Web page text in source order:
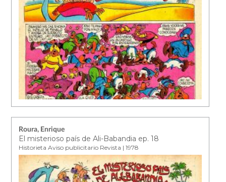
Roura, Enrique
El misterioso país de Ali-Babandia ep. 18
Historieta Aviso publicitario Revista | 1978